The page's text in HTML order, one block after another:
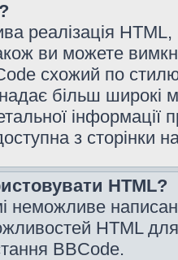
реалізація
ви можете
схожий по
надає більш
інформації
з сторінки
HTML?
неможливе
HTML
BBCode.